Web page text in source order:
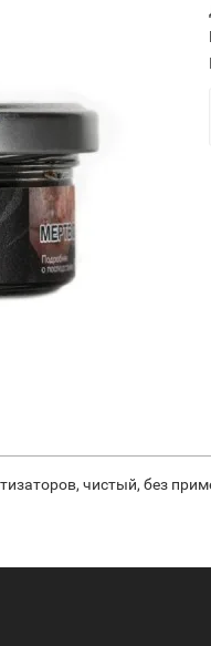
чистый, без